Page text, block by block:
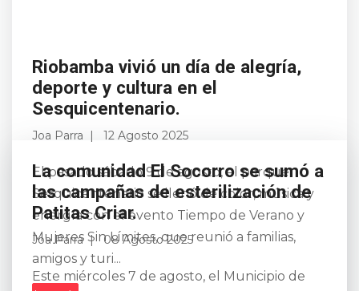
Riobamba vivió un día de alegría,
deporte y cultura en el
Sesquicentenario.
Joa Parra 12 Agosto 2025
El pasado sábado 9 de agosto, el parque
Sesquicentenario se llenó de color, música y
energía con el evento Tiempo de Verano y
Mujeres Sin Límites, que reunió a familias,
amigos y turi...
La comunidad El Socorro se sumó a
las campañas de esterilización de
Patitas Criar.
Joa Parra 08 Agosto 2025
Este miércoles 7 de agosto, el Municipio de